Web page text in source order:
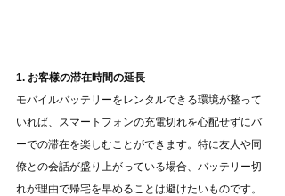
1. お客様の滞在時間の延長
モバイルバッテリーをレンタルできる環境が整って
いれば、スマートフォンの充電切れを心配せずにバ
ーでの滞在を楽しむことができます。特に友人や同
僚との会話が盛り上がっている場合、バッテリー切
れが理由で帰宅を早めることは避けたいものです。